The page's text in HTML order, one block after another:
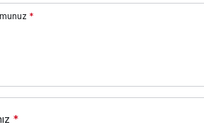
*
*